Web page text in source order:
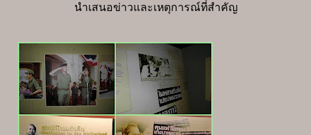
นำเสนอข่าวและเหตุการณ์ที่สำคัญ